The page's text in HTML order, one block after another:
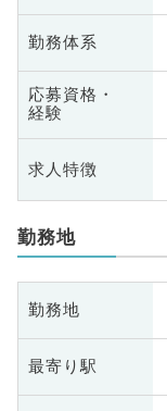
勤務体系
応募資格・
経験
求人特徴
勤務地
勤務地
最寄り駅